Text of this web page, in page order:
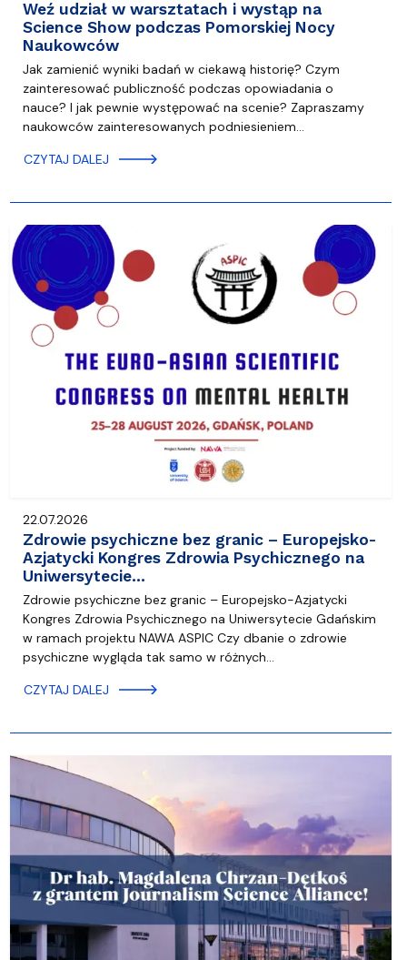
Weź udział w warsztatach i wystąp na
Science Show podczas Pomorskiej Nocy
Naukowców
Jak zamienić wyniki badań w ciekawą historię? Czym
zainteresować publiczność podczas opowiadania o
nauce? I jak pewnie występować na scenie? Zapraszamy
naukowców zainteresowanych podniesieniem…
CZYTAJ DALEJ
22.07.2026
Zdrowie psychiczne bez granic – Europejsko-
Azjatycki Kongres Zdrowia Psychicznego na
Uniwersytecie…
Zdrowie psychiczne bez granic – Europejsko-Azjatycki
Kongres Zdrowia Psychicznego na Uniwersytecie Gdańskim
w ramach projektu NAWA ASPIC Czy dbanie o zdrowie
psychiczne wygląda tak samo w różnych…
CZYTAJ DALEJ